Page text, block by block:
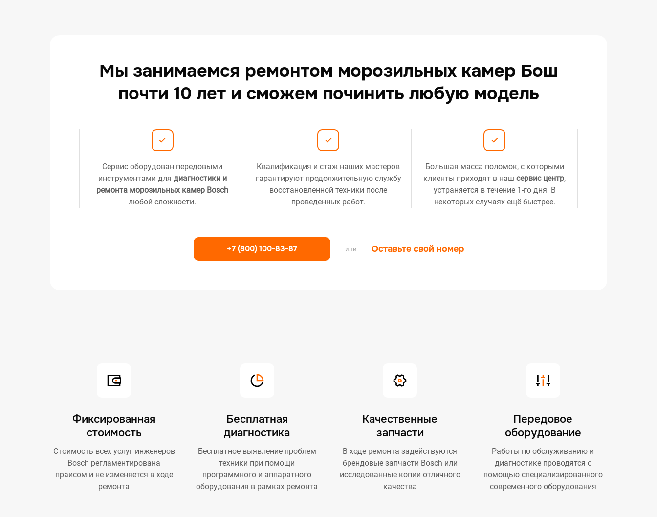
Мы занимаемся ремонтом морозильных камер Бош
почти 10 лет и сможем починить любую модель
Сервис оборудован передовыми
инструментами для диагностики и
ремонта морозильных камер Bosch
любой сложности.
Квалификация и стаж наших мастеров
гарантируют продолжительную службу
восстановленной техники после
проведенных работ.
Большая масса поломок, с которыми
клиенты приходят в наш сервис центр,
устраняется в течение 1-го дня. В
некоторых случаях ещё быстрее.
+7 (800) 100-83-87 или Оставьте свой номер
Фиксированная
стоимость
Стоимость всех услуг инженеров
Bosch регламентирована
прайсом и не изменяется в ходе
ремонта
Бесплатная
диагностика
Бесплатное выявление проблем
техники при помощи
программного и аппаратного
оборудования в рамках ремонта
Качественные
запчасти
В ходе ремонта задействуются
брендовые запчасти Bosch или
исследованные копии отличного
качества
Передовое
оборудование
Работы по обслуживанию и
диагностике проводятся с
помощью специализированного
современного оборудования